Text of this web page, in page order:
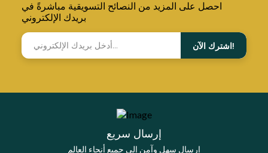
احصل على المزيد من النصائح التسويقية مباشرةً في
بريدك الإلكتروني
اشترك الآن!
إرسال سريع
إرسال سهل وآمن إلي جميع أنحاء العالم